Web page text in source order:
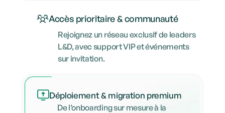
Accès prioritaire & communauté
Rejoignez un réseau exclusif de leaders
L&D, avec support VIP et événements
sur invitation.
Déploiement & migration premium
De l’onboarding sur mesure à la